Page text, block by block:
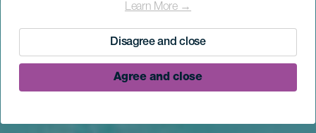
Learn More →
Disagree and close
Agree and close